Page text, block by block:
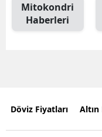
Mitokondri
Haberleri
Döviz Fiyatları Altın